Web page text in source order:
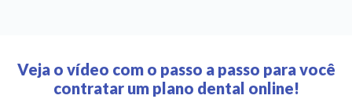
Veja o vídeo com o passo a passo para você
contratar um plano dental online!